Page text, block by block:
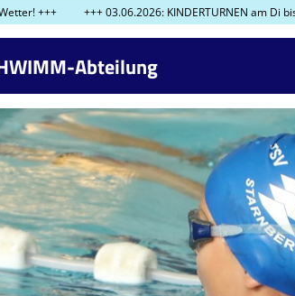
+++ 03.06.2026: KINDERTURNEN am Di bis zu
Abteilung